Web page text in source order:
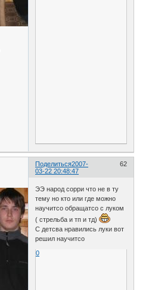
Поделиться 62
2007-
03-22 20:48:47
ЭЭ народ сорри что не в ту
тему но кто или где можно
научитсо обращатсо с луком
( стрельба и тп и тд)
С детсва нравились луки вот
решил научитсо
0